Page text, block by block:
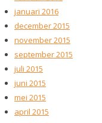
januari 2016
december 2015
november 2015
september 2015
juli 2015
juni 2015
mei 2015
april 2015